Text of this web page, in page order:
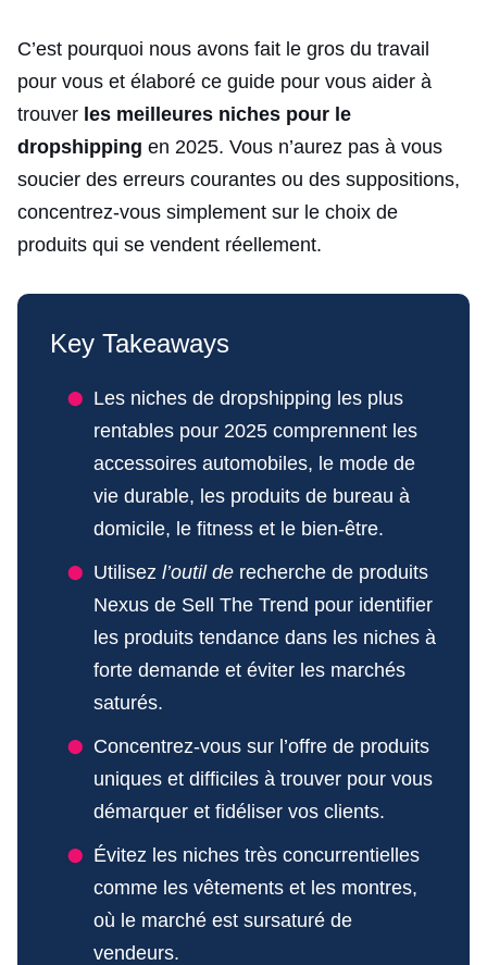
C’est pourquoi nous avons fait le gros du travail
pour vous et élaboré ce guide pour vous aider à
trouver les meilleures niches pour le
dropshipping en 2025. Vous n’aurez pas à vous
soucier des erreurs courantes ou des suppositions,
concentrez-vous simplement sur le choix de
produits qui se vendent réellement.
Key Takeaways
Les niches de dropshipping les plus
rentables pour 2025 comprennent les
accessoires automobiles, le mode de
vie durable, les produits de bureau à
domicile, le fitness et le bien-être.
Utilisez l’outil de recherche de produits
Nexus de Sell The Trend pour identifier
les produits tendance dans les niches à
forte demande et éviter les marchés
saturés.
Concentrez-vous sur l’offre de produits
uniques et difficiles à trouver pour vous
démarquer et fidéliser vos clients.
Évitez les niches très concurrentielles
comme les vêtements et les montres,
où le marché est sursaturé de
vendeurs.